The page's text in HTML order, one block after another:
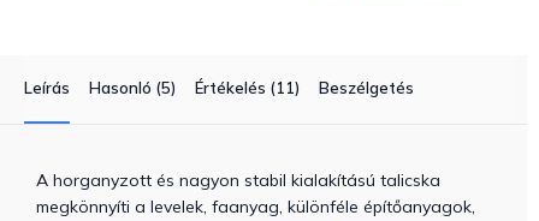
Leírás Hasonló (5) Értékelés (11) Beszélgetés
A horganyzott és nagyon stabil kialakítású talicska
megkönnyíti a levelek, faanyag, különféle építőanyagok,